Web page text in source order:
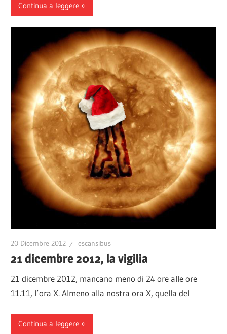
Continua a leggere
20 Dicembre 2012 escansibus
21 dicembre 2012, la vigilia
21 dicembre 2012, mancano meno di 24 ore alle ore
11.11, l’ora X. Almeno alla nostra ora X, quella del
Continua a leggere